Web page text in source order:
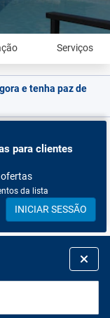
Serviços
e tenha paz de
para clientes
ofertas
da lista
INICIAR SESSÃO